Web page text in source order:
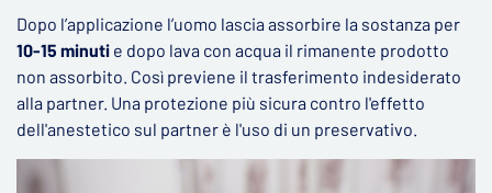
Dopo l’applicazione l’uomo lascia assorbire la sostanza per
10-15 minuti e dopo lava con acqua il rimanente prodotto
non assorbito. Così previene il trasferimento indesiderato
alla partner. Una protezione più sicura contro l'effetto
dell'anestetico sul partner è l'uso di un preservativo.